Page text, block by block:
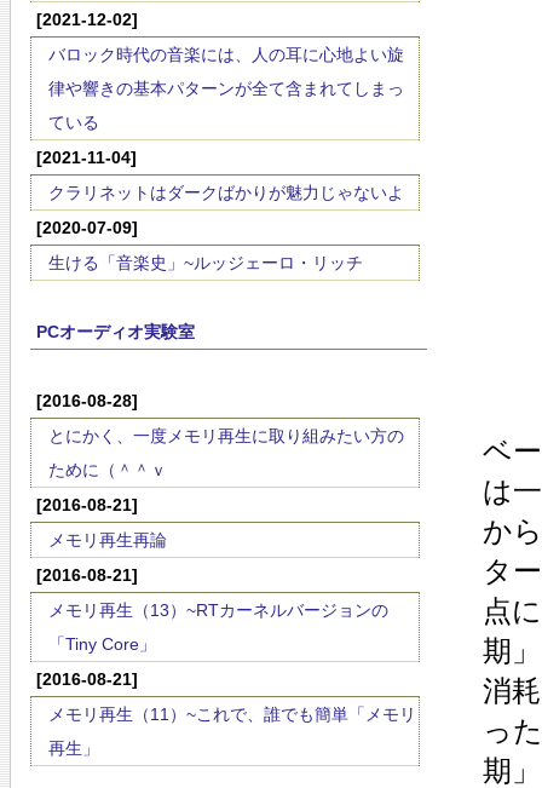
[2021-12-02]
バロック時代の音楽には、人の耳に心地よい旋
律や響きの基本パターンが全て含まれてしまっ
ている
[2021-11-04]
クラリネットはダークばかりが魅力じゃないよ
[2020-07-09]
生ける「音楽史」~ルッジェーロ・リッチ
PCオーディオ実験室
[2016-08-28]
とにかく、一度メモリ再生に取り組みたい方の
ために（＾＾ｖ
[2016-08-21]
メモリ再生再論
[2016-08-21]
メモリ再生（13）~RTカーネルバージョンの
「Tiny Core」
[2016-08-21]
メモリ再生（11）~これで、誰でも簡単「メモリ
再生」
ベ
は
か
タ
点
期
消
っ
期